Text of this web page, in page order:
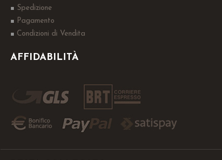
Spedizione
Pagamento
Condizioni di Vendita
AFFIDABILITÀ